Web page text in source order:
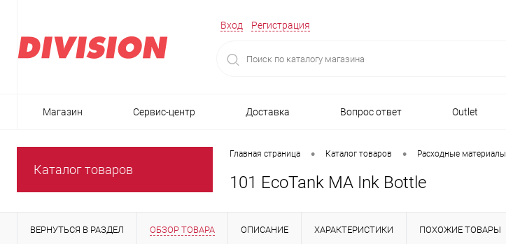
Вход Регистрация
Магазин Сервис-центр Доставка Вопрос ответ Outlet
Каталог товаров
Главная страница • Каталог товаров • Расходные материалы
101 EcoTank MA Ink Bottle
ВЕРНУТЬСЯ В РАЗДЕЛ ОБЗОР ТОВАРА ОПИСАНИЕ ХАРАКТЕРИСТИКИ ПОХОЖИЕ ТОВАРЫ